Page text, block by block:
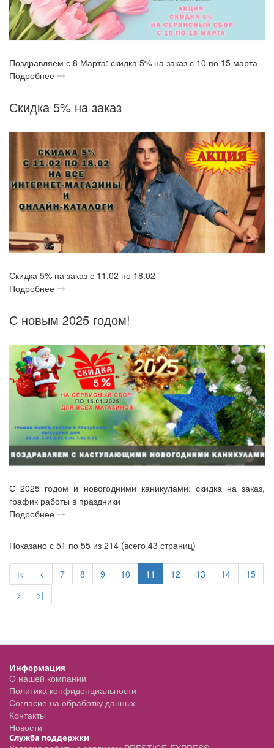
Поздравляем с 8 Марта: скидка 5% на заказ с 10 по 15 марта
Подробнее
Скидка 5% на заказ
Скидка 5% на заказ с 11.02 по 18.02
Подробнее
С новым 2025 годом!
С 2025 годом и новогодними каникулами: скидка на заказ,
график работы в праздники
Подробнее
Показано с 51 по 55 из 214 (всего 43 страниц)
|< < 7 8 9 10 11 12 13 14
15
>
>|
Информация
О нашей компании
Политика конфиденциальности
Согласие на обработку данных
Контакты
Новости
Служба поддержки